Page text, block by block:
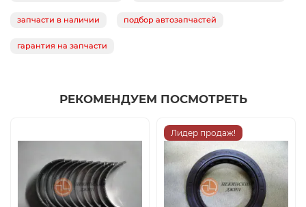
запчасти в наличии подбор автозапчастей
гарантия на запчасти
РЕКОМЕНДУЕМ ПОСМОТРЕТЬ
Лидер продаж!